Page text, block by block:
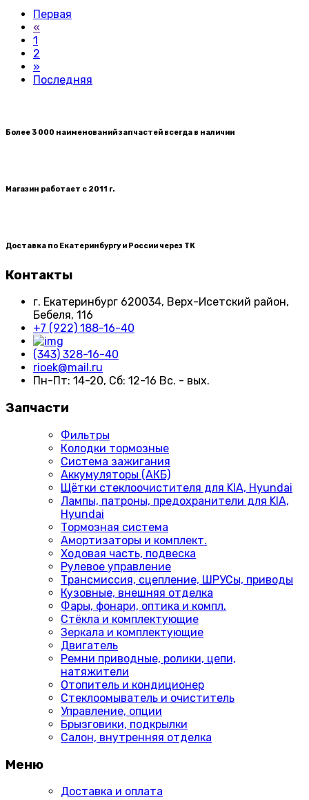
Первая
«
1
2
»
Последняя
Более 3 000 наименований запчастей всегда в наличии
Магазин работает с 2011 г.
Доставка по Екатеринбургу и России через ТК
Контакты
г. Екатеринбург​ 620034, Верх-Исетский район,
Бебеля, 116
+7 (922) 188-16-40
(343) 328-16-40
rioek@mail.ru
Пн-Пт: 14-20, Сб: 12-16 Вс. - вых.
Запчасти
Фильтры
Колодки тормозные
Система зажигания
Аккумуляторы (АКБ)
Щётки стеклоочистителя для KIA, Hyundai
Лампы, патроны, предохранители для KIA,
Hyundai
Тормозная система
Амортизаторы и комплект.
Ходовая часть, подвеска
Рулевое управление
Трансмиссия, сцепление, ШРУСы, приводы
Кузовные, внешняя отделка
Фары, фонари, оптика и компл.
Стёкла и комплектующие
Зеркала и комплектующие
Двигатель
Ремни приводные, ролики, цепи,
натяжители
Отопитель и кондиционер
Стеклоомыватель и очиститель
Управление, опции
Брызговики, подкрылки
Салон, внутренняя отделка
Меню
Доставка и оплата